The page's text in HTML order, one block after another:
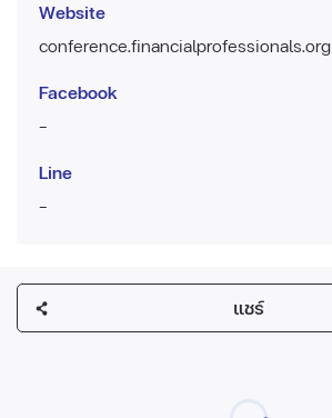
Website
conference.financialprofessionals.org
Facebook
-
Line
-
แชร์